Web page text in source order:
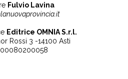
Fulvio Lavina
Editrice OMNIA S.r.l.
Rossi 3 -14100 Asti
00080200058